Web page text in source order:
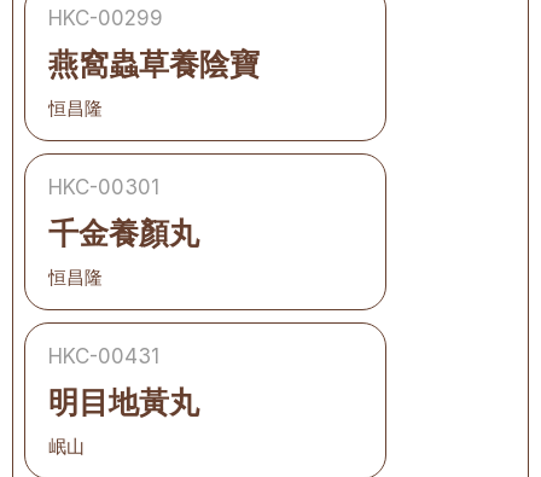
HKC-00299
燕窩蟲草養陰寶
恒昌隆
HKC-00301
千金養顏丸
恒昌隆
HKC-00431
明目地黃丸
岷山